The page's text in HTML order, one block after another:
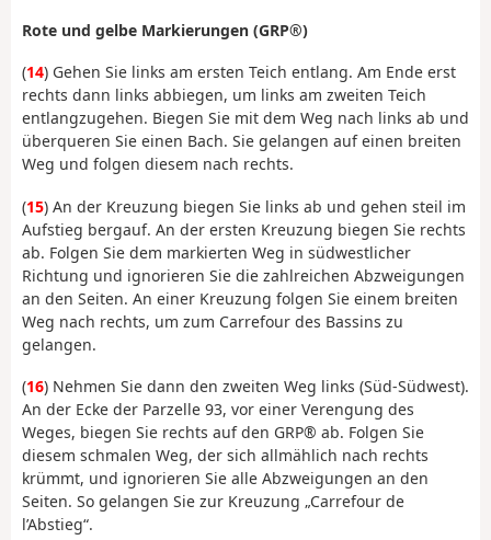
Rote und gelbe Markierungen (GRP®)
(14) Gehen Sie links am ersten Teich entlang. Am Ende erst
rechts dann links abbiegen, um links am zweiten Teich
entlangzugehen. Biegen Sie mit dem Weg nach links ab und
überqueren Sie einen Bach. Sie gelangen auf einen breiten
Weg und folgen diesem nach rechts.
(15) An der Kreuzung biegen Sie links ab und gehen steil im
Aufstieg bergauf. An der ersten Kreuzung biegen Sie rechts
ab. Folgen Sie dem markierten Weg in südwestlicher
Richtung und ignorieren Sie die zahlreichen Abzweigungen
an den Seiten. An einer Kreuzung folgen Sie einem breiten
Weg nach rechts, um zum Carrefour des Bassins zu
gelangen.
(16) Nehmen Sie dann den zweiten Weg links (Süd-Südwest).
An der Ecke der Parzelle 93, vor einer Verengung des
Weges, biegen Sie rechts auf den GRP® ab. Folgen Sie
diesem schmalen Weg, der sich allmählich nach rechts
krümmt, und ignorieren Sie alle Abzweigungen an den
Seiten. So gelangen Sie zur Kreuzung „Carrefour de
l’Abstieg“.